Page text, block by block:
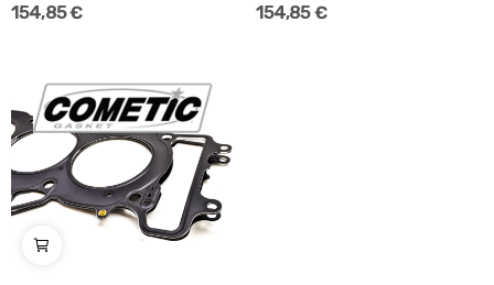
154,85 € 154,85 €